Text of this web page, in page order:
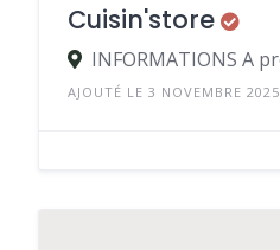
Cuisin'store
AJOUTÉ LE 3 NOVEMBRE 2025